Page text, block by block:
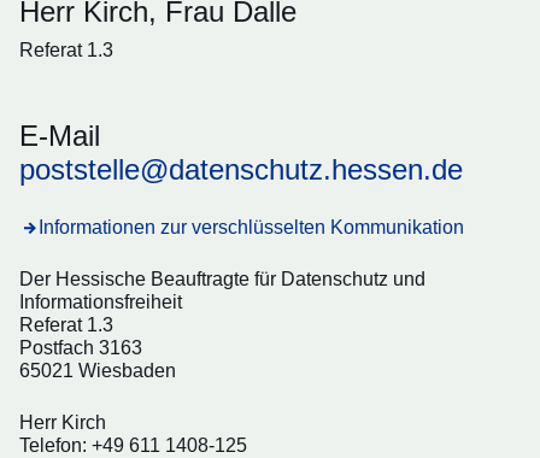
Herr Kirch, Frau Dalle
Referat 1.3
E-Mail
poststelle@datenschutz.hessen.de
Informationen zur verschlüsselten Kommunikation
Der Hessische Beauftragte für Datenschutz und
Informationsfreiheit
Referat 1.3
Postfach 3163
65021 Wiesbaden
Herr Kirch
Telefon: +49 611 1408-125